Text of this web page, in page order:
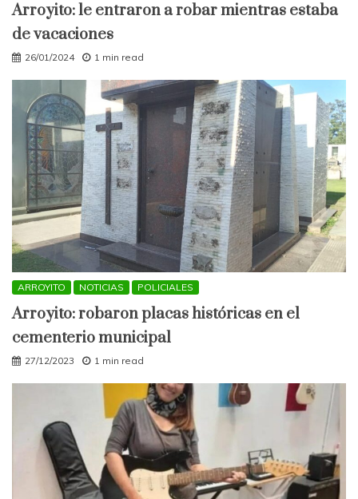
Arroyito: le entraron a robar mientras estaba
de vacaciones
26/01/2024 1 min read
ARROYITO NOTICIAS POLICIALES
Arroyito: robaron placas históricas en el
cementerio municipal
27/12/2023 1 min read